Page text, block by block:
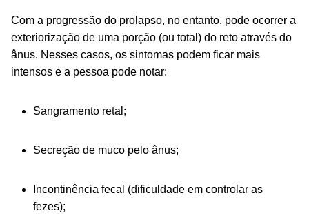
Com a progressão do prolapso, no entanto, pode ocorrer a
exteriorização de uma porção (ou total) do reto através do
ânus. Nesses casos, os sintomas podem ficar mais
intensos e a pessoa pode notar:
Sangramento retal;
Secreção de muco pelo ânus;
Incontinência fecal (dificuldade em controlar as
fezes);